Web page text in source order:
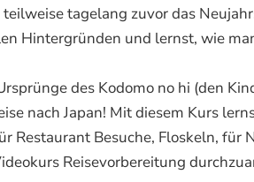
tagelang zuvor das
Hintergründen und lernst, wie
des Kodomo no hi (den
nach Japan! Mit diesem Kurs
Restaurant Besuche, Floskeln, für
Reisevorbereitung